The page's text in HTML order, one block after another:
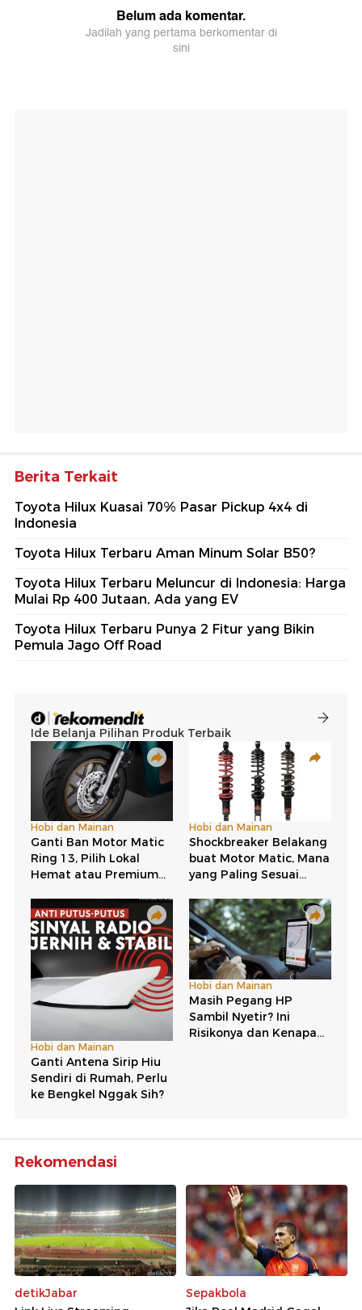
Berita Terkait
Toyota Hilux Kuasai 70% Pasar Pickup 4x4 di
Indonesia
Toyota Hilux Terbaru Aman Minum Solar B50?
Toyota Hilux Terbaru Meluncur di Indonesia: Harga
Mulai Rp 400 Jutaan, Ada yang EV
Toyota Hilux Terbaru Punya 2 Fitur yang Bikin
Pemula Jago Off Road
Rekomendasi
detikJabar
Sepakbola